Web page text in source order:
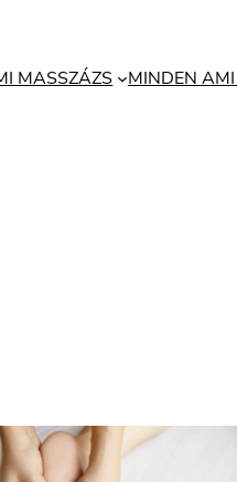
MASSZÁZS MINDEN